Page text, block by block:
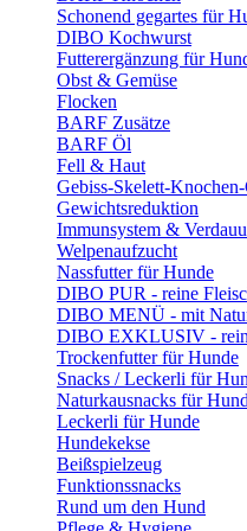
Schonend gegartes für
DIBO Kochwurst
Futterergänzung für
Obst & Gemüse
Flocken
BARF Zusätze
BARF Öl
Fell & Haut
Gebiss-Skelett-
Gewichtsreduktion
Immunsystem &
Welpenaufzucht
Nassfutter für Hunde
DIBO PUR - reine
DIBO MENÜ - mit
DIBO EXKLUSIV -
Trockenfutter für Hunde
Snacks / Leckerli für
Naturkausnacks für
Leckerli für Hunde
Hundekekse
Beißspielzeug
Funktionssnacks
Rund um den Hund